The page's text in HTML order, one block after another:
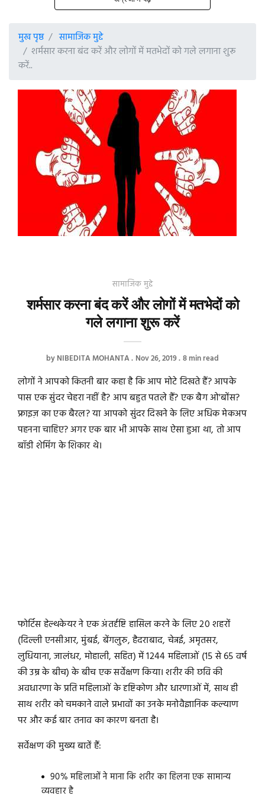
मुख पृष्ठ
सामाजिक मुद्दे
शर्मसार करना बंद करें और लोगों में मतभेदों को गले लगाना शुरू
करें..
सामाजिक मुद्दे
शर्मसार करना बंद करें और लोगों में मतभेदों को
गले लगाना शुरू करें
byNIBEDITA MOHANTA Nov 26, 2019 8 min read
लोगों ने आपको कितनी बार कहा है कि आप मोटे दिखते हैं? आपके
पास एक सुंदर चेहरा नहीं है? आप बहुत पतले हैं? एक बैग ओ'बोंस?
फ्राइज़ का एक बैरल? या आपको सुंदर दिखने के लिए अधिक मेकअप
पहनना चाहिए? अगर एक बार भी आपके साथ ऐसा हुआ था, तो आप
बॉडी शेमिंग के शिकार थे।
फोर्टिस हेल्थकेयर ने एक अंतर्दृष्टि हासिल करने के लिए 20 शहरों
(दिल्ली एनसीआर, मुंबई, बेंगलुरु, हैदराबाद, चेन्नई, अमृतसर,
लुधियाना, जालंधर, मोहाली, सहित) में 1244 महिलाओं (15 से 65 वर्ष
की उम्र के बीच) के बीच एक सर्वेक्षण किया। शरीर की छवि की
अवधारणा के प्रति महिलाओं के दृष्टिकोण और धारणाओं में, साथ ही
साथ शरीर को चमकाने वाले प्रभावों का उनके मनोवैज्ञानिक कल्याण
पर और कई बार तनाव का कारण बनता है।
सर्वेक्षण की मुख्य बातें हैं:
90% महिलाओं ने माना कि शरीर का हिलना एक सामान्य
व्यवहार है